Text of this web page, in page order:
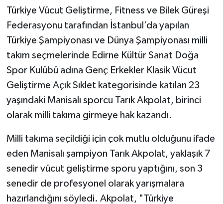
Türkiye Vücut Geliştirme, Fitness ve Bilek Güreşi
Federasyonu tarafından İstanbul’da yapılan
Türkiye Şampiyonası ve Dünya Şampiyonası milli
takım seçmelerinde Edirne Kültür Sanat Doğa
Spor Kulübü adına Genç Erkekler Klasik Vücut
Geliştirme Açık Sıklet kategorisinde katılan 23
yaşındaki Manisalı sporcu Tarık Akpolat, birinci
olarak milli takıma girmeye hak kazandı.
Milli takıma seçildiği için çok mutlu olduğunu ifade
eden Manisalı şampiyon Tarık Akpolat, yaklaşık 7
senedir vücut geliştirme sporu yaptığını, son 3
senedir de profesyonel olarak yarışmalara
hazırlandığını söyledi. Akpolat, "Türkiye